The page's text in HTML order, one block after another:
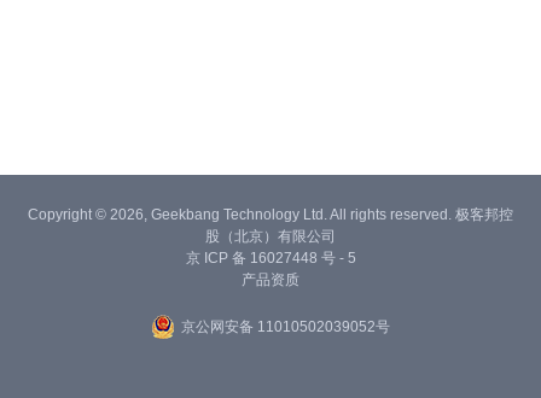
Copyright © 2026, Geekbang Technology Ltd. All rights reserved. 极客邦控
股（北京）有限公司
京 ICP 备 16027448 号 - 5
产品资质
京公网安备 11010502039052号